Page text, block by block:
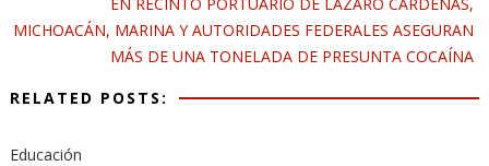
MICHOACÁN, MARINA Y AUTORIDADES FEDERALES ASEGURAN
MÁS DE UNA TONELADA DE PRESUNTA COCAÍNA
RELATED POSTS:
Educación